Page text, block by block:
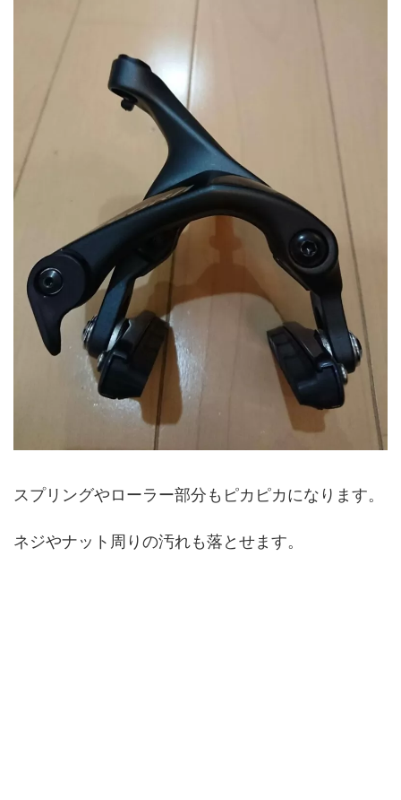
スプリングやローラー部分もピカピカになります。
ネジやナット周りの汚れも落とせます。